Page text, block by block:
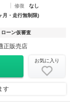
修復
なし
月・走行無制限)
ローン仮審査
正販売店
お気に入り
す